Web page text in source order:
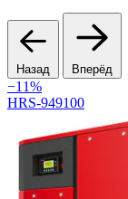
Назад Вперёд
−11%
HRS-949100